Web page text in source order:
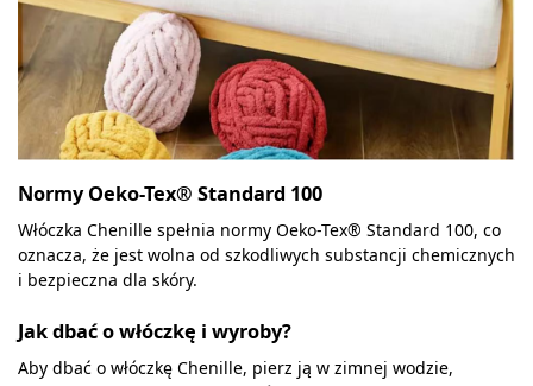
Normy Oeko-Tex® Standard 100
Włóczka Chenille spełnia normy Oeko-Tex® Standard 100, co
oznacza, że jest wolna od szkodliwych substancji chemicznych
i bezpieczna dla skóry.
Jak dbać o włóczkę i wyroby?
Aby dbać o włóczkę Chenille, pierz ją w zimnej wodzie,